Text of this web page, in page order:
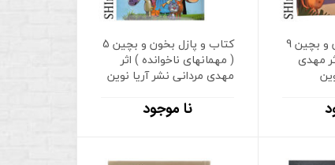
کتاب و پازل بخون و بچین 9
مهدی
کتاب و پازل بخون و بچین 5
( مهمانهای ناخوانده ) اثر
مهدی مردانی نشر آریا نوین
نا موجود